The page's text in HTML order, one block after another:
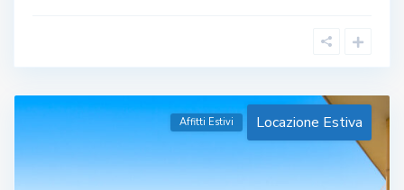
Affitti Estivi Locazione Estiva